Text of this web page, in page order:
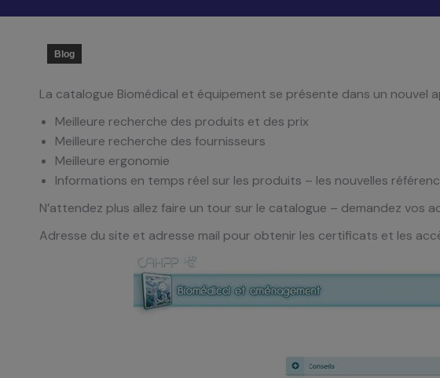
Blog
La catalogue Biomédical et équipement se présente dans un nouvel
Meilleure recherche des produits et des prix
Meilleure recherche des fournisseurs
Meilleure ergonomie
Informations en temps réel sur les produits – les nouvelles
N’attendez plus allez faire un tour sur le catalogue – demandez vos
Adresse du site et adresse mail pour obtenir les certificats et les